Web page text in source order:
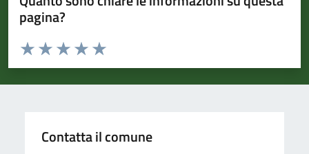
pagina?
Valuta da 1 a 5 stelle la pagina
Valuta 5 stelle su 5
Valuta 4 stelle su 5
Valuta 3 stelle su 5
Valuta 2 stelle su 5
Valuta 1 stelle su 5
Contatta il comune